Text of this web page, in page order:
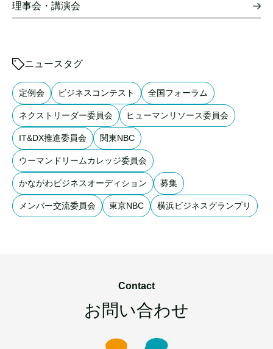
理事会・講演会
ニュースタグ
定例会 ビジネスコンテスト 全国フォーラム
ネクストリーダー委員会 ヒューマンリソース委員会
IT&DX推進委員会 関東NBC
ウーマンドリームカレッジ委員会
かながわビジネスオーディション 募集
メンバー交流委員会 東京NBC 横浜ビジネスグランプリ
Contact
お問い合わせ